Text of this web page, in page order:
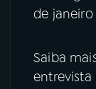
de
Saiba